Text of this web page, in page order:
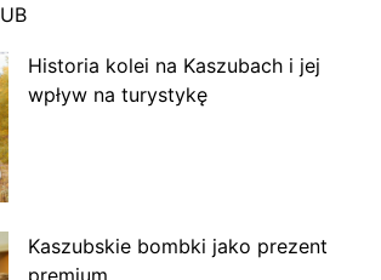
Historia kolei na Kaszubach i jej
wpływ na turystykę
Kaszubskie bombki jako prezent
premium